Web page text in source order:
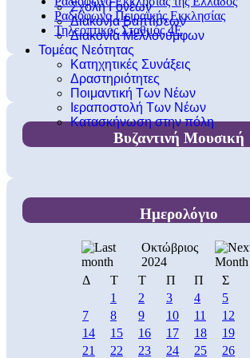
Σχολή Γονέων
Διακονία Βαπτίσεων
Διακονία Μελλονύμφων
Τομέας Νεότητας
Κατηχητικές Συνάξεις
Δραστηριότητες
Ποιμαντική Των Νέων
Ιεραποστολή Των Νέων
Κατασκήνωση στην πόλη
Ραδιόφωνο Πειραϊκής Εκκλησίας
Τηλεοπτικός Σταθμός 4Ε
Βυζαντινή Μουσική
Ημερολόγιο
Οκτώβριος
2024
Δ
Τ Τ Π Π Σ
1
2 3 4 5
7
8 9 10 11 12
14
15 16 17 18 19
21
22 23 24 25 26